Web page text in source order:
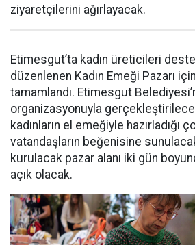
ziyaretçilerini ağırlayacak.
Etimesgut’ta kadın üreticileri
düzenlenen Kadın Emeği Pazarı
tamamlandı. Etimesgut
organizasyonuyla
kadınların el emeğiyle hazırladığı
vatandaşların beğenisine
kurulacak pazar alanı iki gün
açık olacak.